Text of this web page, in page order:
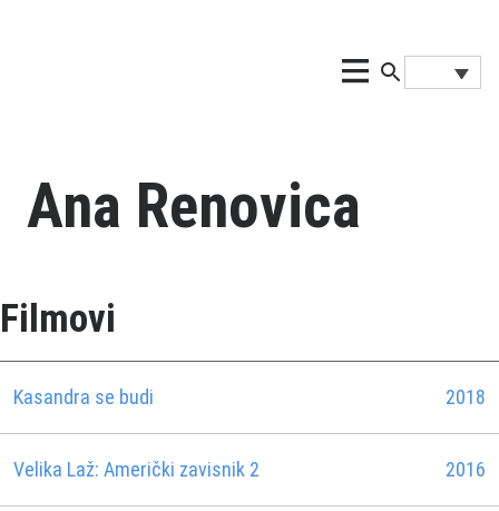
Ana Renovica
Filmovi
Kasandra se budi 2018
Velika Laž: Američki zavisnik 2 2016